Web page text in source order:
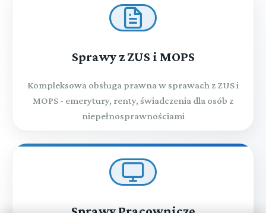
Sprawy z ZUS i MOPS
Kompleksowa obsługa prawna w sprawach z ZUS i
MOPS - emerytury, renty, świadczenia dla osób z
niepełnosprawnościami